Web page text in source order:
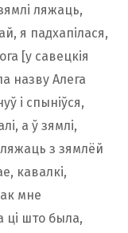
ляжаць,
я падхапілася,
[у савецкія
назву Алега
і спыніўся,
а ў зямлі,
з зямлёй
кавалкі,
мне
ці што была,